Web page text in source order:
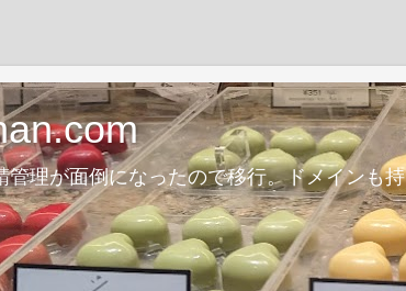
管理が面倒になったので移行。ドメインも